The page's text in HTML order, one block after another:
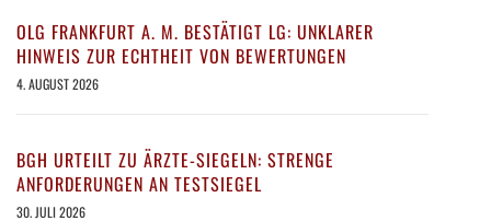
OLG FRANKFURT A. M. BESTÄTIGT LG: UNKLARER
HINWEIS ZUR ECHTHEIT VON BEWERTUNGEN
4. AUGUST 2026
BGH URTEILT ZU ÄRZTE-SIEGELN: STRENGE
ANFORDERUNGEN AN TESTSIEGEL
30. JULI 2026